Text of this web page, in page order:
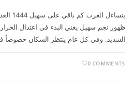
يتساءل
ظهور نجم سهيل يعني البدء في اعتدال الحرارة
الشديد. وفي كل عام ينتظر السكان خصوصاً
0 COMMENTS